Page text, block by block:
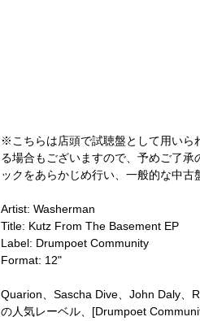
※こちらは店頭で試聴盤として用いら
る場合もございますので、予めご了
ックをあらかじめ行い、一般的な中
Artist: Washerman
Title: Kutz From The Basement EP
Label: Drumpoet Community
Format: 12"
Quarion、Sascha Dive、John Daly、
の人気レーベル、[Drumpoet